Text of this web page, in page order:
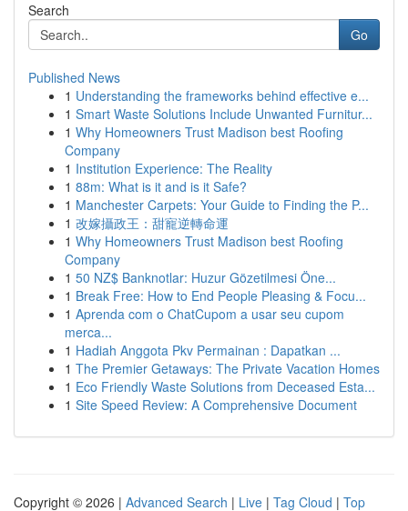
Search
Go
Published News
1 Understanding the frameworks behind effective e...
1 Smart Waste Solutions Include Unwanted Furnitur...
1 Why Homeowners Trust Madison best Roofing
Company
1 Institution Experience: The Reality
1 88m: What is it and is it Safe?
1 Manchester Carpets: Your Guide to Finding the P...
1 改嫁攝政王：甜寵逆轉命運
1 Why Homeowners Trust Madison best Roofing
Company
1 50 NZ$ Banknotlar: Huzur Gözetilmesi Öne...
1 Break Free: How to End People Pleasing & Focu...
1 Aprenda com o ChatCupom a usar seu cupom
merca...
1 Hadiah Anggota Pkv Permainan : Dapatkan ...
1 The Premier Getaways: The Private Vacation Homes
1 Eco Friendly Waste Solutions from Deceased Esta...
1 Site Speed Review: A Comprehensive Document
Copyright © 2026 | Advanced Search | Live | Tag Cloud | Top